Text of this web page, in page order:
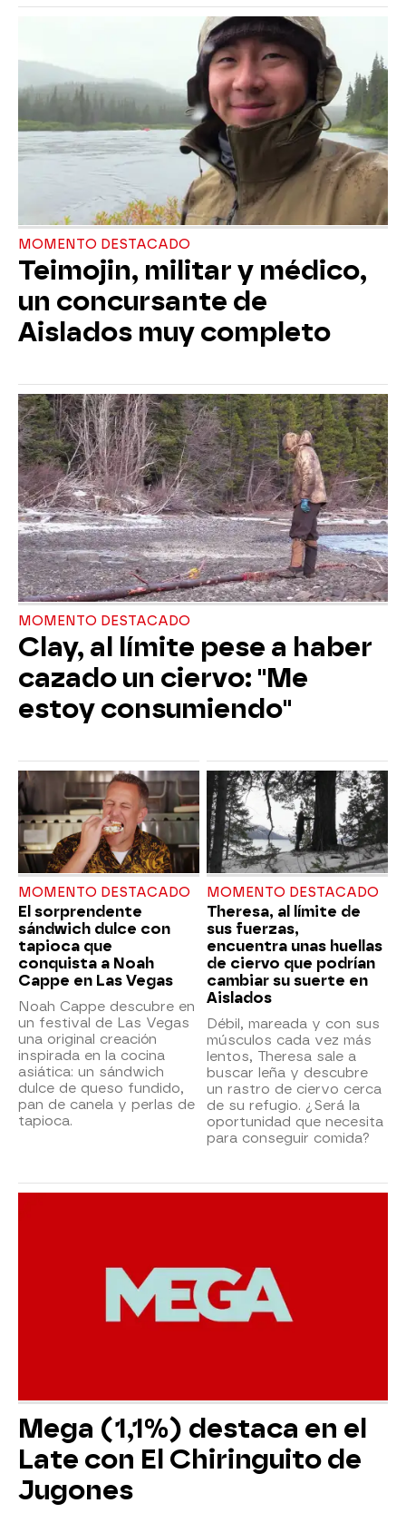
MOMENTO DESTACADO
Teimojin, militar y médico,
un concursante de
Aislados muy completo
MOMENTO DESTACADO
Clay, al límite pese a haber
cazado un ciervo: "Me
estoy consumiendo"
MOMENTO DESTACADO
El sorprendente
sándwich dulce con
tapioca que
conquista a Noah
Cappe en Las Vegas
Noah Cappe descubre en
un festival de Las Vegas
una original creación
inspirada en la cocina
asiática: un sándwich
dulce de queso fundido,
pan de canela y perlas de
tapioca.
MOMENTO DESTACADO
Theresa, al límite de
sus fuerzas,
encuentra unas huellas
de ciervo que podrían
cambiar su suerte en
Aislados
Débil, mareada y con sus
músculos cada vez más
lentos, Theresa sale a
buscar leña y descubre
un rastro de ciervo cerca
de su refugio. ¿Será la
oportunidad que necesita
para conseguir comida?
Mega (1,1%) destaca en el
Late con El Chiringuito de
Jugones